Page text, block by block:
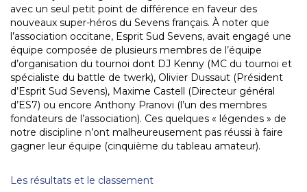
avec un seul petit point de différence en faveur des
nouveaux super-héros du Sevens français. À noter que
l’association occitane, Esprit Sud Sevens, avait engagé une
équipe composée de plusieurs membres de l’équipe
d’organisation du tournoi dont DJ Kenny (MC du tournoi et
spécialiste du battle de twerk), Olivier Dussaut (Président
d’Esprit Sud Sevens), Maxime Castell (Directeur général
d’ES7) ou encore Anthony Pranovi (l’un des membres
fondateurs de l’association). Ces quelques « légendes » de
notre discipline n’ont malheureusement pas réussi à faire
gagner leur équipe (cinquième du tableau amateur).
Les résultats et le classement